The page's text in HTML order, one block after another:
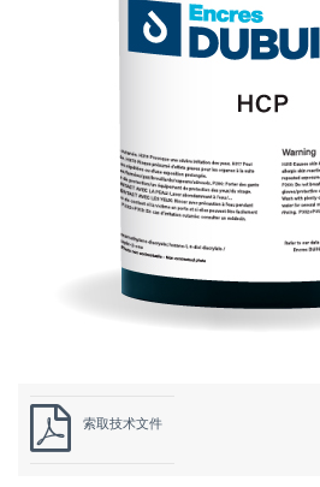
索取技术文件